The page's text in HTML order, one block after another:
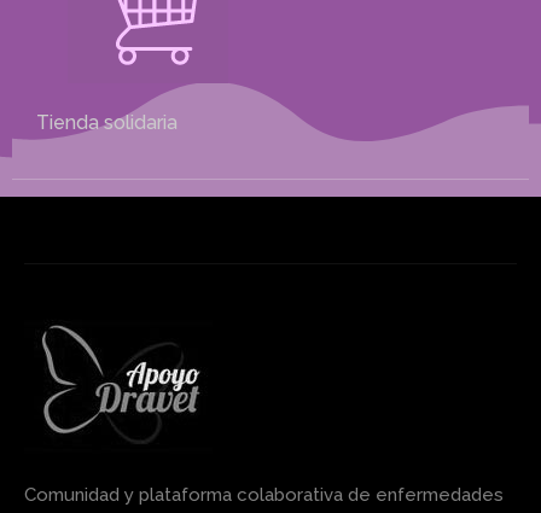
Tienda solidaria
Comunidad y plataforma colaborativa de enfermedades